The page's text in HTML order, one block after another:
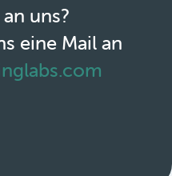
uns?
eine Mail an